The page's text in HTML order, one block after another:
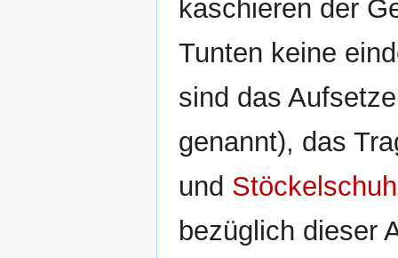
kaschieren der
Tunten keine
sind das
genannt), das
und
bezüglich dieser